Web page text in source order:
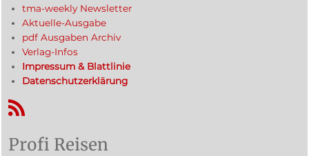
tma-weekly Newsletter
Aktuelle-Ausgabe
pdf Ausgaben Archiv
Verlag-Infos
Impressum & Blattlinie
Datenschutzerklärung
RSS-Feed
Profi Reisen